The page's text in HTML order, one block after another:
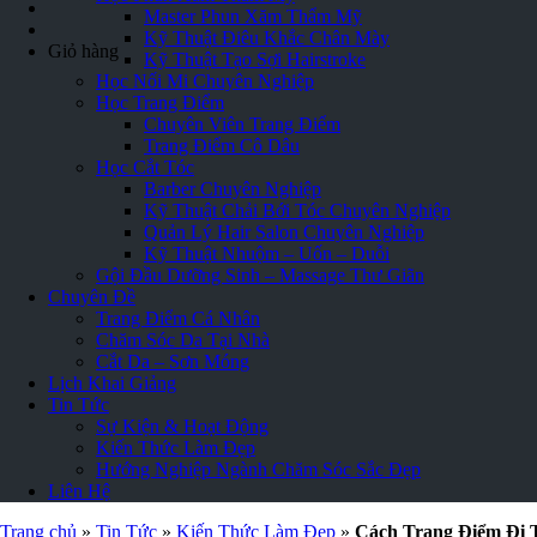
Giỏ hàng
Master Phun Xăm Thẩm Mỹ
Kỹ Thuật Điêu Khắc Chân Mày
Kỹ Thuật Tạo Sợi Hairstroke
Học Nối Mi Chuyên Nghiệp
Học Trang Điểm
Chuyên Viên Trang Điểm
Trang Điểm Cô Dâu
Học Cắt Tóc
Barber Chuyên Nghiệp
Kỹ Thuật Chải Bới Tóc Chuyên Nghiệp
Quản Lý Hair Salon Chuyên Nghiệp
Kỹ Thuật Nhuộm – Uốn – Duỗi
Gội Đầu Dưỡng Sinh – Massage Thư Giãn
Chuyên Đề
Trang Điểm Cá Nhân
Chăm Sóc Da Tại Nhà
Cắt Da – Sơn Móng
Lịch Khai Giảng
Tin Tức
Sự Kiện & Hoạt Động
Kiến Thức Làm Đẹp
Hướng Nghiệp Ngành Chăm Sóc Sắc Đẹp
Liên Hệ
Trang chủ » Tin Tức » Kiến Thức Làm Đẹp » Cách Trang Điểm Đi